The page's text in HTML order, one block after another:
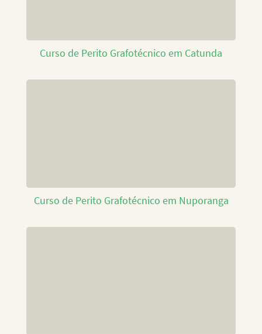
Curso de Perito Grafotécnico em Catunda
Curso de Perito Grafotécnico em Nuporanga